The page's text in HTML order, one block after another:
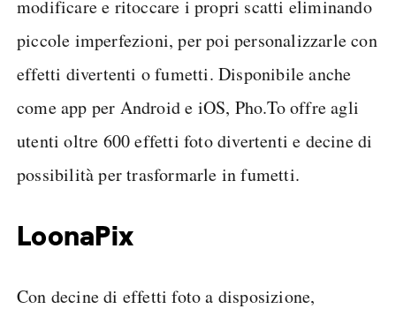
modificare e ritoccare i propri scatti eliminando
piccole imperfezioni, per poi personalizzarle con
effetti divertenti o fumetti. Disponibile anche
come app per Android e iOS, Pho.To offre agli
utenti oltre 600 effetti foto divertenti e decine di
possibilità per trasformarle in fumetti.
LoonaPix
Con decine di effetti foto a disposizione,